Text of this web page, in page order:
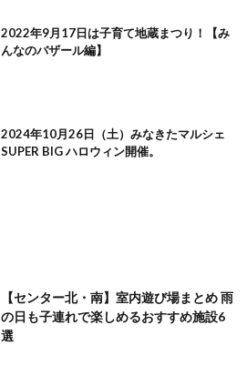
2022年9月17日は子育て地蔵まつり！【み
んなのバザール編】
2024年10月26日（土）みなきたマルシェ
SUPER BIG ハロウィン開催。
【センター北・南】室内遊び場まとめ 雨
の日も子連れで楽しめるおすすめ施設6
選